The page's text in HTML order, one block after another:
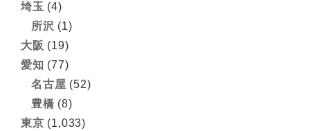
埼玉 (4)
所沢 (1)
大阪 (19)
愛知 (77)
名古屋 (52)
豊橋 (8)
東京 (1,033)